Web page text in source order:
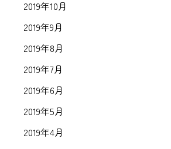
2019年10月
2019年9月
2019年8月
2019年7月
2019年6月
2019年5月
2019年4月